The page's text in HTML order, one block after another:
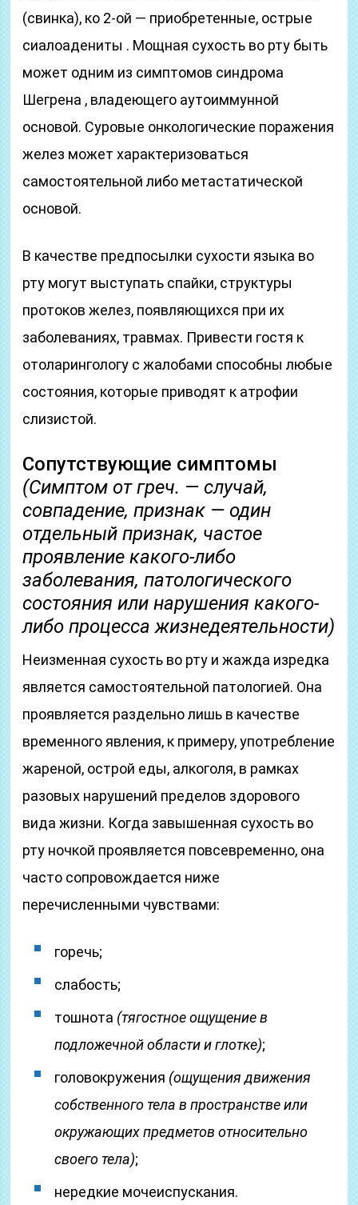
(свинка), ко 2-ой — приобретенные, острые
сиалоадениты . Мощная сухость во рту быть
может одним из симптомов синдрома
Шегрена , владеющего аутоиммунной
основой. Суровые онкологические поражения
желез может характеризоваться
самостоятельной либо метастатической
основой.
В качестве предпосылки сухости языка во
рту могут выступать спайки, структуры
протоков желез, появляющихся при их
заболеваниях, травмах. Привести гостя к
отоларингологу с жалобами способны любые
состояния, которые приводят к атрофии
слизистой.
Сопутствующие симптомы
(Симптом от греч. — случай,
совпадение, признак — один
отдельный признак, частое
проявление какого-либо
заболевания, патологического
состояния или нарушения какого-
либо процесса жизнедеятельности)
Неизменная сухость во рту и жажда изредка
является самостоятельной патологией. Она
проявляется раздельно лишь в качестве
временного явления, к примеру, употребление
жареной, острой еды, алкоголя, в рамках
разовых нарушений пределов здорового
вида жизни. Когда завышенная сухость во
рту ночкой проявляется повсевременно, она
часто сопровождается ниже
перечисленными чувствами:
горечь;
слабость;
тошнота (тягостное ощущение в
подложечной области и глотке);
головокружения (ощущения движения
собственного тела в пространстве или
окружающих предметов относительно
своего тела);
нередкие мочеиспускания.